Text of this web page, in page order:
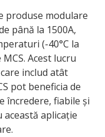
produse modulare
până la 1500A,
(-40°C la
Acest lucru
includ atât
pot beneficia de
încredere, fiabile și
aplicație